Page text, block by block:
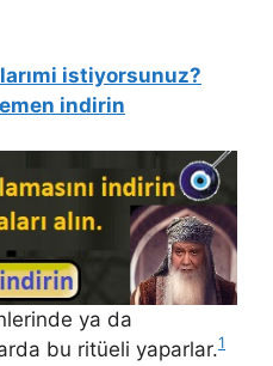
istiyorsunuz?
indirin
ya da
bu ritüeli yaparlar.1